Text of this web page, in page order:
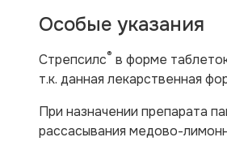
Особые указания
Стрепсилс® в форме
т.к. данная лекарственная
При назначении препарата
рассасывания медово-